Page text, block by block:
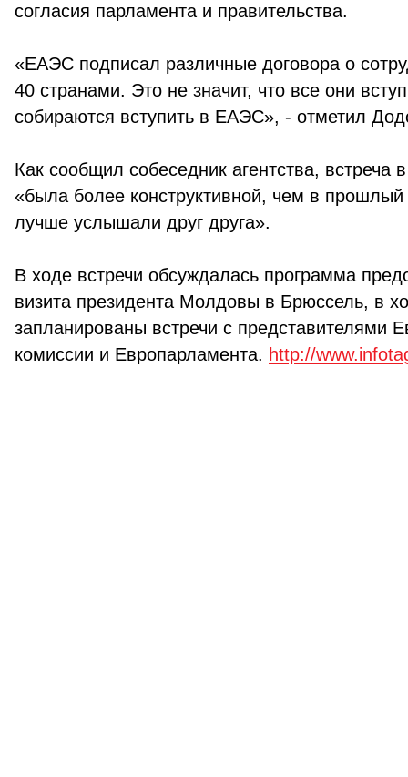
согласия парламента и правительства.
«ЕАЭС подписал различные договора о
40 странами. Это не значит, что все они
собираются вступить в ЕАЭС», - отметил
Как сообщил собеседник агентства, встреча
«была более конструктивной, чем в прошлый
лучше услышали друг друга».
В ходе встречи обсуждалась программа
визита президента Молдовы в Брюссель, в
запланированы встречи с представителями
комиссии и Европарламента. http://